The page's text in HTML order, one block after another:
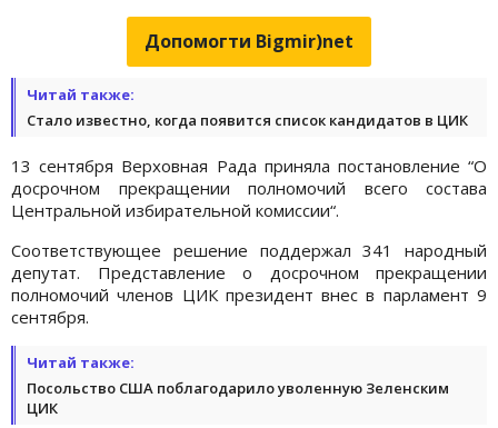
Допомогти Bigmir)net
Читай также:
Стало известно, когда появится список кандидатов в ЦИК
13 сентября Верховная Рада приняла постановление “О
досрочном прекращении полномочий всего состава
Центральной избирательной комиссии“.
Соответствующее решение поддержал 341 народный
депутат. Представление о досрочном прекращении
полномочий членов ЦИК президент внес в парламент 9
сентября.
Читай также:
Посольство США поблагодарило уволенную Зеленским
ЦИК